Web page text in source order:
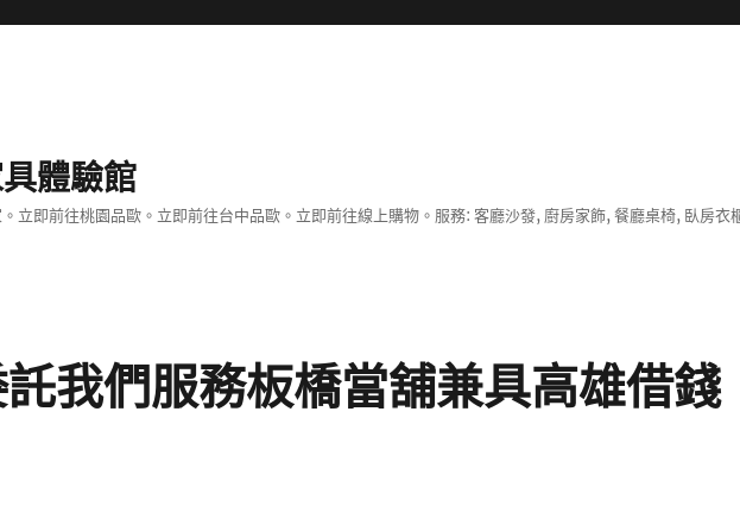
體驗館
立即前往桃園品歐。立即前往台中品歐。立即前往線上購物。服務: 客廳沙發, 廚房家飾, 餐廳桌椅, 臥房衣
我們服務板橋當舖兼具高雄借錢